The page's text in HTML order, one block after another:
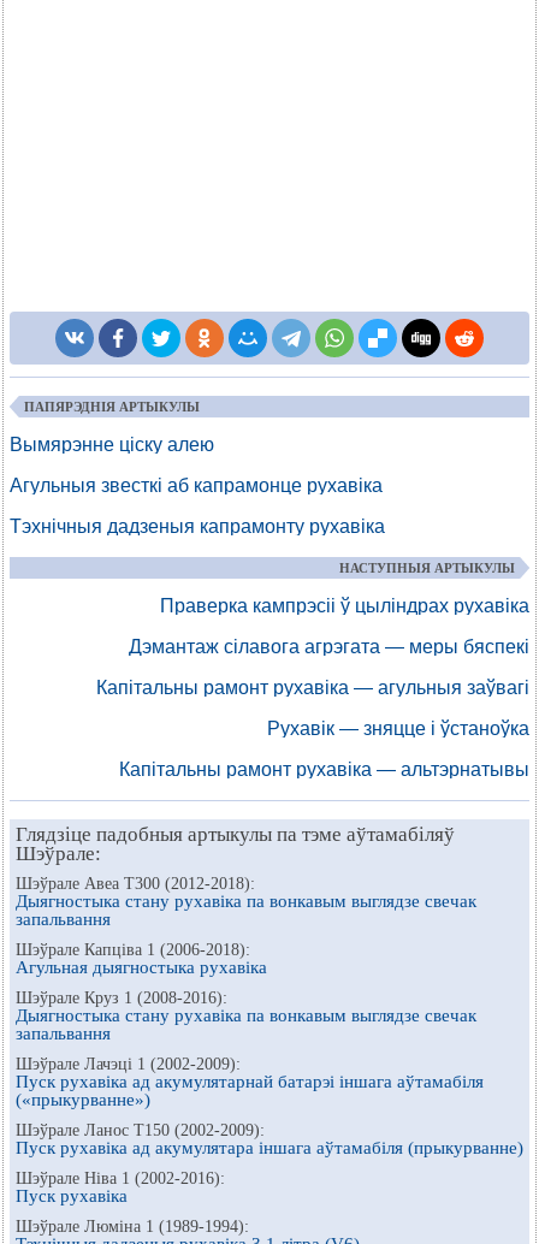
ПАПЯРЭДНІЯ АРТЫКУЛЫ
Вымярэнне ціску алею
Агульныя звесткі аб капрамонце рухавіка
Тэхнічныя дадзеныя капрамонту рухавіка
НАСТУПНЫЯ АРТЫКУЛЫ
Праверка кампрэсіі ў цыліндрах рухавіка
Дэмантаж сілавога агрэгата — меры бяспекі
Капітальны рамонт рухавіка — агульныя заўвагі
Рухавік — зняцце і ўстаноўка
Капітальны рамонт рухавіка — альтэрнатывы
Глядзіце падобныя артыкулы па тэме аўтамабіляў
Шэўрале:
Шэўрале Авеа Т300 (2012-2018):
Дыягностыка стану рухавіка па вонкавым выглядзе свечак
запальвання
Шэўрале Капціва 1 (2006-2018):
Агульная дыягностыка рухавіка
Шэўрале Круз 1 (2008-2016):
Дыягностыка стану рухавіка па вонкавым выглядзе свечак
запальвання
Шэўрале Лачэці 1 (2002-2009):
Пуск рухавіка ад акумулятарнай батарэі іншага аўтамабіля
(«прыкурванне»)
Шэўрале Ланос Т150 (2002-2009):
Пуск рухавіка ад акумулятара іншага аўтамабіля (прыкурванне)
Шэўрале Ніва 1 (2002-2016):
Пуск рухавіка
Шэўрале Люміна 1 (1989-1994):